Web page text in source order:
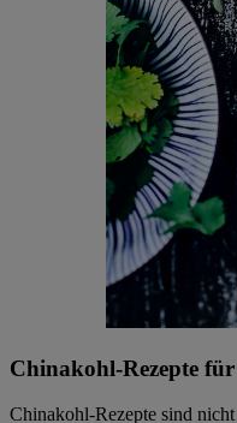
Chinakohl-Rezepte
Chinakohl-Rezepte sind